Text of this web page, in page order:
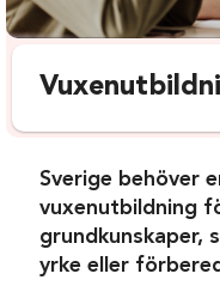
Sverige behöver
vuxenutbildning
grundkunskaper,
yrke eller